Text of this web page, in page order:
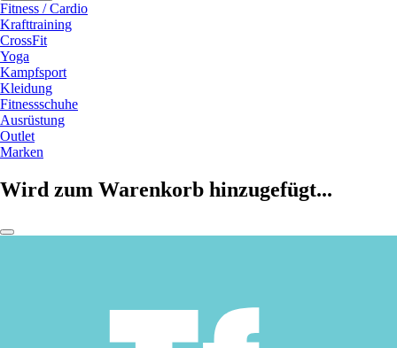
Fitness / Cardio
Krafttraining
CrossFit
Yoga
Kampfsport
Kleidung
Fitnessschuhe
Ausrüstung
Outlet
Marken
Wird zum Warenkorb hinzugefügt...